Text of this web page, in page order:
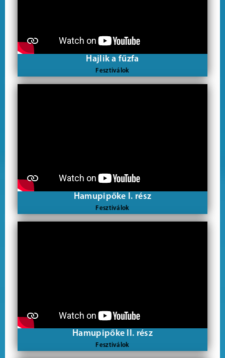
Hajlik a fűzfa
Fesztiválok
Hamupipőke I. rész
Fesztiválok
Hamupipőke II. rész
Fesztiválok